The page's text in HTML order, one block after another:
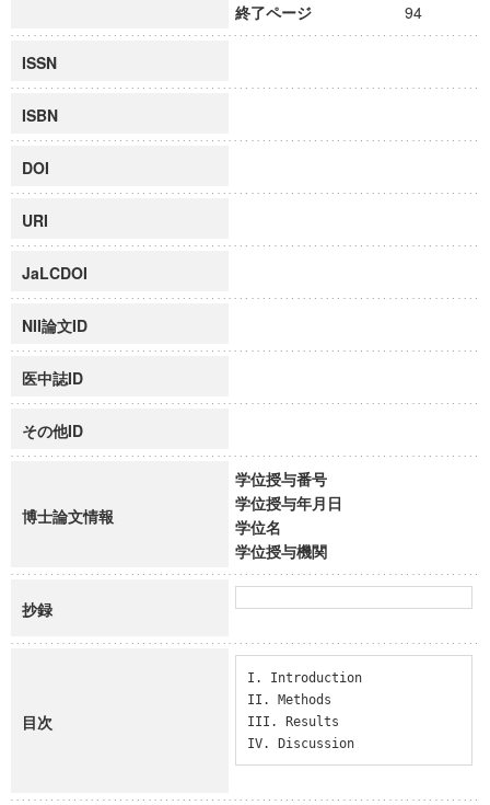
終了ページ 94
ISSN
ISBN
DOI
URI
JaLCDOI
NII論文ID
医中誌ID
その他ID
博士論文情報
学位授与番号
学位授与年月日
学位名
学位授与機関
抄録
目次
I. Introduction
II. Methods
III. Results
IV. Discussion